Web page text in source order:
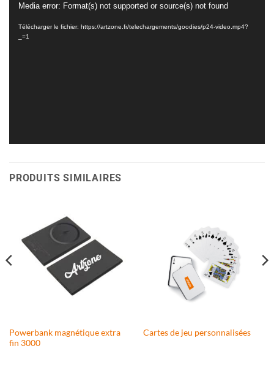
Lecteur
vidéo
Media error: Format(s) not supported or source(s) not found
Télécharger le fichier: https://artzone.fr/telechargements/goodies/p24-video.mp4?
_=1
PRODUITS SIMILAIRES
Powerbank magnétique extra
fin 3000
Cartes de jeu personnalisées